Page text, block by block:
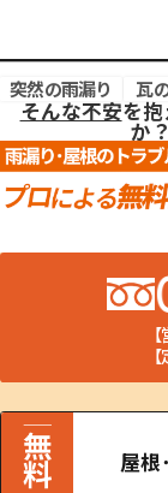
突然の雨漏り 瓦
そんな不安を
か？
屋根